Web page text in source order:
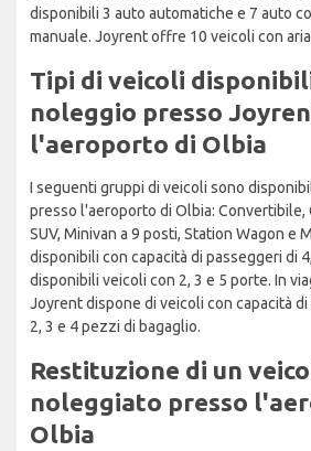
disponibili 3 auto automatiche e 7 auto
manuale. Joyrent offre 10 veicoli con
Tipi di veicoli
noleggio presso
l'aeroporto di Olbia
I seguenti gruppi di veicoli sono
presso l'aeroporto di Olbia: Convertibile,
SUV, Minivan a 9 posti, Station Wagon e
disponibili con capacità di passeggeri di
disponibili veicoli con 2, 3 e 5 porte. In
Joyrent dispone di veicoli con capacità
2, 3 e 4 pezzi di bagaglio.
Restituzione di un
noleggiato presso
Olbia